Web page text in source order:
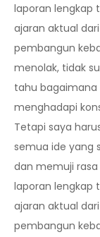
laporan lengkap
ajaran aktual
pembangun
menolak, tidak
tahu bagaimana
menghadapi
Tetapi saya
semua ide yang
dan memuji
laporan lengkap
ajaran aktual
pembangun